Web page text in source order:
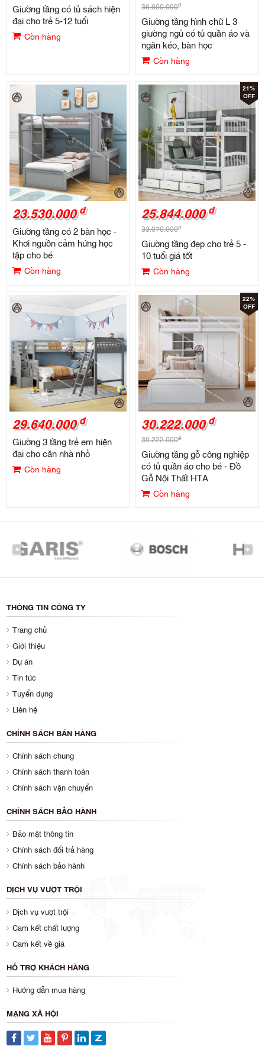
Giường tầng có tủ sách hiện
đại cho trẻ 5-12 tuổi
Còn hàng
36.600.000đ
Giường tầng hình chữ L 3
giường ngủ có tủ quần áo và
ngăn kéo, bàn học
Còn hàng
23.530.000 đ
Giường tầng có 2 bàn học -
Khơi nguồn cảm hứng học
tập cho bé
Còn hàng
21%
OFF
25.844.000 đ
33.070.000đ
Giường tầng đẹp cho trẻ 5 -
10 tuổi giá tốt
Còn hàng
29.640.000 đ
Giường 3 tầng trẻ em hiện
đại cho căn nhà nhỏ
Còn hàng
22%
OFF
30.222.000 đ
39.222.000đ
Giường tầng gỗ công nghiệp
có tủ quần áo cho bé - Đồ
Gỗ Nội Thất HTA
Còn hàng
PREVIOUS NEXT
THÔNG TIN CÔNG TY
Trang chủ
Giới thiệu
Dự án
Tin tức
Tuyển dụng
Liên hệ
CHÍNH SÁCH BÁN HÀNG
Chính sách chung
Chính sách thanh toán
Chính sách vận chuyển
CHÍNH SÁCH BẢO HÀNH
Bảo mật thông tin
Chính sách đổi trả hàng
Chính sách bảo hành
DỊCH VỤ VƯỢT TRỘI
Dịch vụ vượt trội
Cam kết chất lượng
Cam kết về giá
HỖ TRỢ KHÁCH HÀNG
Hướng dẫn mua hàng
MẠNG XÃ HỘI